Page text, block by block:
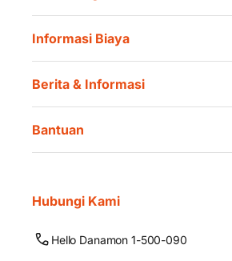
Informasi Biaya
Berita & Informasi
Bantuan
Hubungi Kami
Hello Danamon 1-500-090